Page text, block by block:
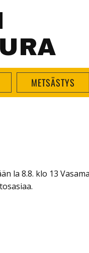
METSÄSTYS
la 8.8. klo 13